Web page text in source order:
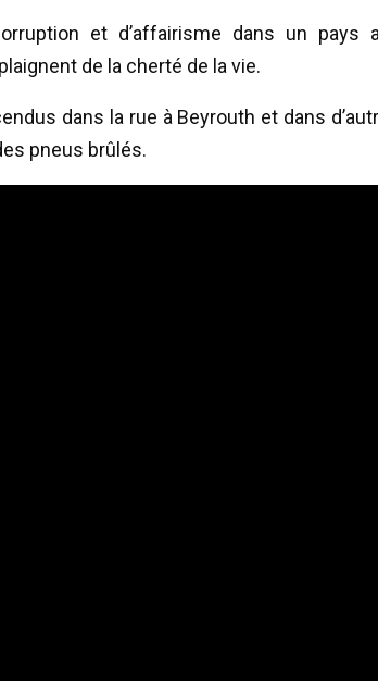
et d’affairisme dans un pays
de la cherté de la vie.
dans la rue à Beyrouth et dans
pneus brûlés.